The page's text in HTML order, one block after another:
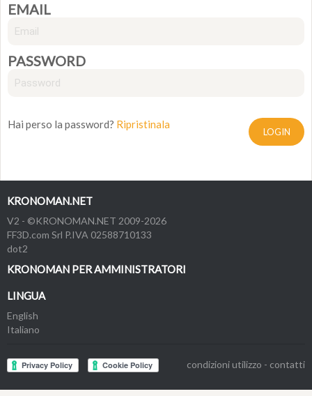
EMAIL
PASSWORD
LOGIN
Hai perso la password? Ripristinala
KRONOMAN.NET
V2 - ©KRONOMAN.NET 2009-2026
FF3D.com Srl P.IVA 02588710133
dot2
KRONOMAN PER AMMINISTRATORI
LINGUA
English
Italiano
condizioni utilizzo - contatti